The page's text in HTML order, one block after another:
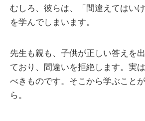
むしろ、彼らは、「間違えてはい
を学んでしまいます。
先生も親も、子供が正しい答えを
ており、間違いを拒絶します。実
べきものです。そこから学ぶこと
ら。